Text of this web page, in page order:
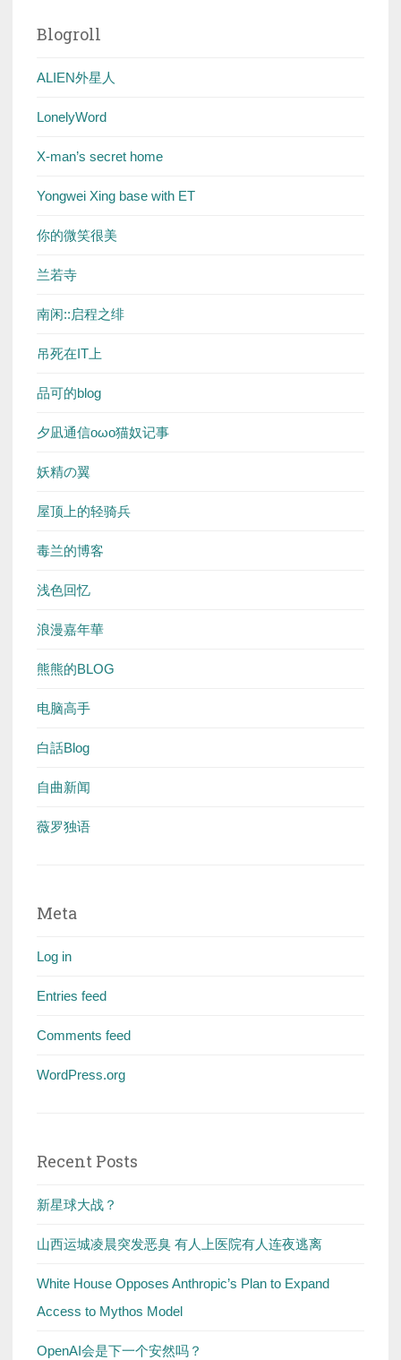
Blogroll
ALIEN外星人
LonelyWord
X-man’s secret home
Yongwei Xing base with ET
你的微笑很美
兰若寺
南闲::启程之绯
吊死在IT上
品可的blog
夕凪通信oωo猫奴记事
妖精の翼
屋顶上的轻骑兵
毒兰的博客
浅色回忆
浪漫嘉年華
熊熊的BLOG
电脑高手
白話Blog
自曲新闻
薇罗独语
Meta
Log in
Entries feed
Comments feed
WordPress.org
Recent Posts
新星球大战？
山西运城凌晨突发恶臭 有人上医院有人连夜逃离
White House Opposes Anthropic’s Plan to Expand
Access to Mythos Model
OpenAI会是下一个安然吗？